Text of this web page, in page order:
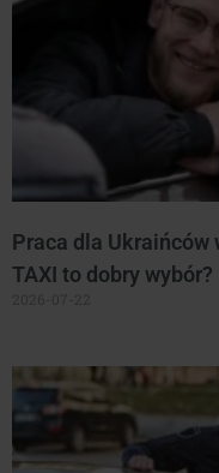
Praca dla Ukraińców
TAXI to dobry wybór?